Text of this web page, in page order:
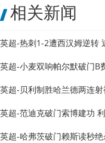
相关新闻
英超-小麦双响帕尔默破门B
英超-贝利制胜哈兰德两连
英超-范迪克破门索博建功
英超-哈弗茨破门赖斯读秒